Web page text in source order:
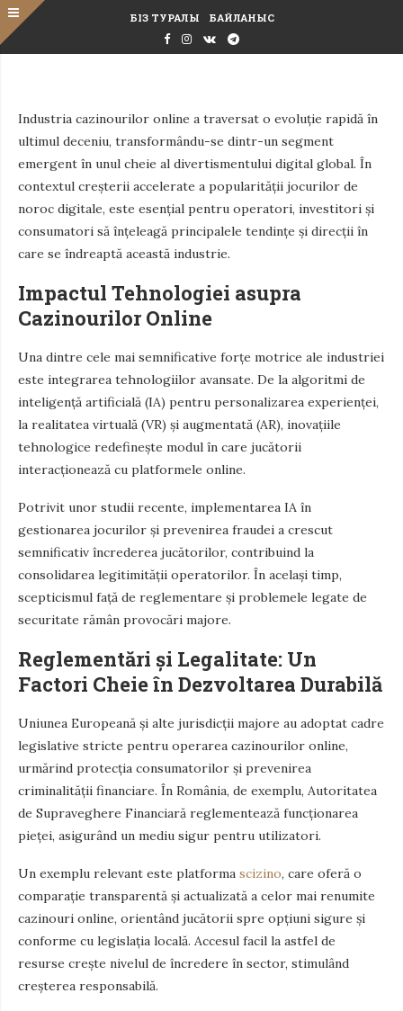
БІЗ ТУРАЛЫ БАЙЛАНЫС
Industria cazinourilor online a traversat o evoluție rapidă în
ultimul deceniu, transformându-se dintr-un segment
emergent în unul cheie al divertismentului digital global. În
contextul creșterii accelerate a popularității jocurilor de
noroc digitale, este esențial pentru operatori, investitori și
consumatori să înțeleagă principalele tendințe și direcții în
care se îndreaptă această industrie.
Impactul Tehnologiei asupra
Cazinourilor Online
Una dintre cele mai semnificative forțe motrice ale industriei
este integrarea tehnologiilor avansate. De la algoritmi de
inteligență artificială (IA) pentru personalizarea experienței,
la realitatea virtuală (VR) și augmentată (AR), inovațiile
tehnologice redefinește modul în care jucătorii
interacționează cu platformele online.
Potrivit unor studii recente, implementarea IA în
gestionarea jocurilor și prevenirea fraudei a crescut
semnificativ încrederea jucătorilor, contribuind la
consolidarea legitimității operatorilor. În același timp,
scepticismul față de reglementare și problemele legate de
securitate rămân provocări majore.
Reglementări și Legalitate: Un
Factori Cheie în Dezvoltarea Durabilă
Uniunea Europeană și alte jurisdicții majore au adoptat cadre
legislative stricte pentru operarea cazinourilor online,
urmărind protecția consumatorilor și prevenirea
criminalității financiare. În România, de exemplu, Autoritatea
de Supraveghere Financiară reglementează funcționarea
pieței, asigurând un mediu sigur pentru utilizatori.
Un exemplu relevant este platforma scizino, care oferă o
comparație transparentă și actualizată a celor mai renumite
cazinouri online, orientând jucătorii spre opțiuni sigure și
conforme cu legislația locală. Accesul facil la astfel de
resurse crește nivelul de încredere în sector, stimulând
creșterea responsabilă.